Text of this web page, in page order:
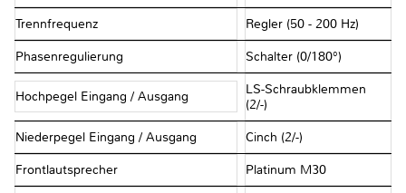
Trennfrequenz Regler (50 - 200 Hz)
Phasenregulierung Schalter (0/180°)
Hochpegel Eingang / Ausgang
LS-Schraubklemmen
(2/-)
Niederpegel Eingang / Ausgang Cinch (2/-)
Frontlautsprecher Platinum M30